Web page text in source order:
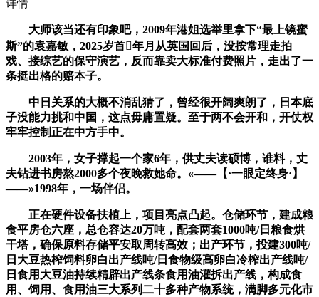
详情
大师该当还有印象吧，2009年港姐选举里拿下“最上镜蜜
斯”的袁嘉敏，2025岁首年月从英国回后，没按常理走拍
戏、接综艺的保守演艺，反而靠卖大标准付费照片，走出了一
条挺出格的赔本子。
中日关系的大概不消乱猜了，曾经很开阔爽朗了，日本底
子没能力挑和中国，这点毋庸置疑。至于两不会开和，开仗权
牢牢控制正在中方手中。
2003年，女子撑起一个家6年，供丈夫读硕博，谁料，丈
夫钻进书房熬2000多个夜晚救她命。«——【·一眼定终身·】
——»1998年，一场伴侣。
正在硬件设备扶植上，项目亮点凸起。仓储环节，建成粮
食平房仓六座，总仓容达20万吨，配套两套1000吨/日粮食烘
干塔，确保原料存储平安取周转高效；出产环节，投建300吨/
日大豆热榨饲料卵白出产线吨/日食物级高卵白冷榨出产线吨/
日食用大豆油持续精辟出产线条食用油灌拆出产线，构成食
用、饲用、食用油三大系列二十多种产物系统，满脚多元化市